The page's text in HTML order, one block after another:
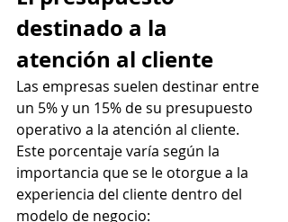
destinado a la
atención al cliente
Las empresas suelen destinar entre
un 5% y un 15% de su presupuesto
operativo a la atención al cliente.
Este porcentaje varía según la
importancia que se le otorgue a la
experiencia del cliente dentro del
modelo de negocio: